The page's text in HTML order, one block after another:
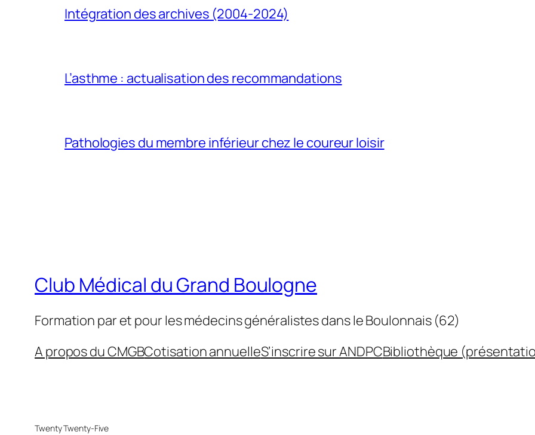
Intégration des archives (2004-2024)
L’asthme : actualisation des recommandations
Pathologies du membre inférieur chez le coureur loisir
Club Médical du Grand Boulogne
Formation par et pour les médecins généralistes dans le Boulonnais (62)
A propos du CMGBCotisation annuelleS’inscrire sur ANDPCBibliothèque
Twenty Twenty-Five